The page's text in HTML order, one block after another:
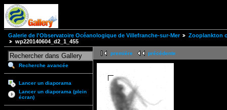
Galerie de l'Observatoire Océanologique de Villefranche-sur-Mer
Zooplankton
wp220140604_d2_1_455
Recherche avancée
Lancer un diaporama
Lancer un diaporama (plein
écran)
première précédente